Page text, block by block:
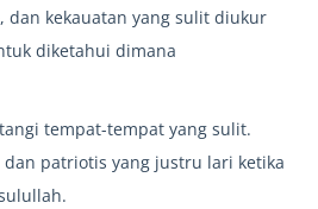
dan kekauatan yang sulit diukur
diketahui dimana
tempat-tempat yang sulit.
patriotis yang justru lari ketika